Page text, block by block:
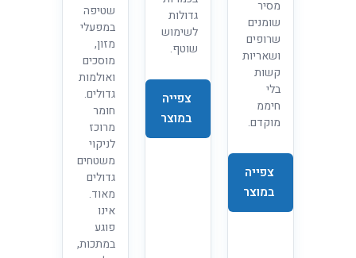
מסיר
שומנים
שרופים
ושאריות
קשות
בלי
חיממ
מוקדם.
צפייה
במוצר
גדולות
לשימוש
שוטף.
צפייה
במוצר
שטיפה
במפעלי
מזון,
מוסכים
ואולמות
גדולים.
חומר
מרוכז
לניקוי
משטחים
גדולים
מאוד.
אינו
פוגע
במתכות,